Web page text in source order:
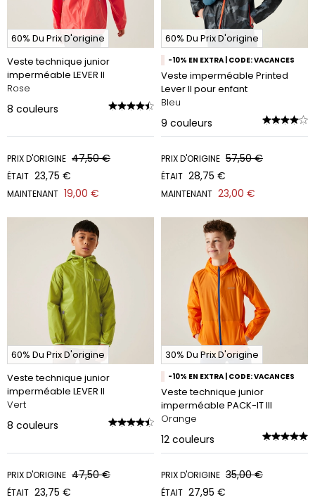
60% Du Prix D'origine
Veste technique junior
imperméable LEVER II
Rose
8 couleurs
PRIX D'ORIGINE 47,50 €
ÉTAIT 23,75 €
MAINTENANT 19,00 €
60% Du Prix D'origine
-10% EN EXTRA | CODE: VACANCES
Veste imperméable Printed
Lever II pour enfant
Bleu
9 couleurs
PRIX D'ORIGINE 57,50 €
ÉTAIT 28,75 €
MAINTENANT 23,00 €
60% Du Prix D'origine
Veste technique junior
imperméable LEVER II
Vert
8 couleurs
PRIX D'ORIGINE 47,50 €
ÉTAIT 23,75 €
30% Du Prix D'origine
-10% EN EXTRA | CODE: VACANCES
Veste technique junior
imperméable PACK-IT III
Orange
12 couleurs
PRIX D'ORIGINE 35,00 €
ÉTAIT 27,95 €